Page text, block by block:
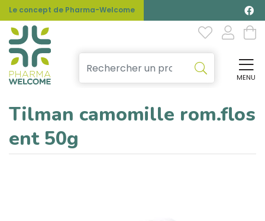
Le concept de Pharma-Welcome
MENU
Tilman camomille rom.flos
ent 50g